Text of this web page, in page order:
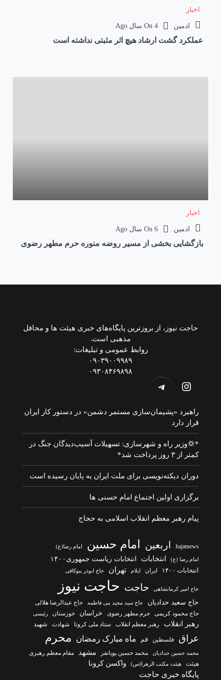
اخبار
ادمین On 4 سال Ago
عملکرد گشت ارشاد هیچ اثر مثبتی نداشته است
اخبار
ادمین On 6 سال Ago
بازگشایی بخشی از مسیر روضه منوره حرم مطهر رضوی
حاجت نیوز، از بروزترین پایگاه‌های خبری هیئت ها و محافل
مذهبی است.
روابط عمومی و تبلیغات:
۰۹۰۳۹۰۰۹۹۸۹
۰۹۳۰۸۴۶۹۸۹۸
اینستاگرم
تلگرام
راهبرد «پشیمان‌سازی مستمر دشمن» در دستور کار ایران
قرار دارد
*💢وزیر راه و شهرسازی: تسهیلات آسیب‌دیدگان جنگ در
کمتر از ۳ روز پرداخت شد*
دوران دیکته‌نویسی برای ملت ایران به پایان رسیده است
برگزاری اولین اجتماع امام حسنی ها
پیام رهبر معظم انقلاب اسلامی به حجاج
hajatnews اربعین امام حسین امام رضا(ع)
امام رضا (ع) انتخابات انتخابات ریاست جمهوری۱۴۰۰
انتخابات ۱۴۰۰ ایران ایلام تهران حاج ابوذر بیوکافی
حاج امیر کرمانشاهی حاجت حاجت نیوز
حاج سعید حدادیان حاج سید مجید بنی فاطمه
حاج عبدالرضا هلالی
حاج محمود کریمی
حرم مطهر رضوی خراسان خوزستان رئیسی
رهبر انقلاب رهبر معظم انقلاب ستاد ملی کرونا شهادت شهید
عراق فلسطین قم ماه مبارک رمضان محرم
محمد حسین حدادیان محمد حسین پویانفر مشهد
مقام معظم رهبری
هیئت
هیئت مکتب الزهرا(س) واکسن کرونا
پایگاه خبری حاجت